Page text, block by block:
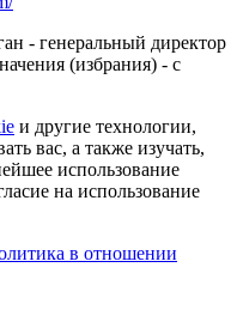
- генеральный директор
(избрания) - с
и другие технологии,
вас, а также изучать,
использование
на использование
в отношении